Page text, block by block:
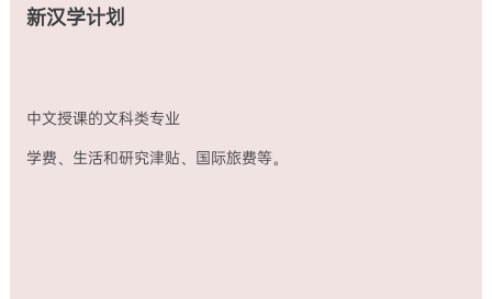
新汉学计划
中文授课的文科类专业
学费、生活和研究津贴、国际旅费等。